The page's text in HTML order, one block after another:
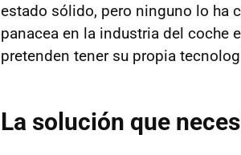
estado sólido, pero ninguno lo ha
panacea en la industria del coche
pretenden tener su propia
La solución que